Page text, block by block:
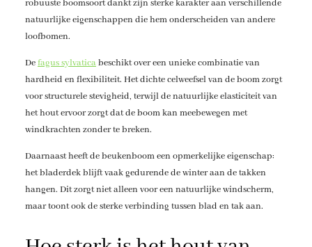
robuuste boomsoort dankt zijn sterke karakter aan verschillende
natuurlijke eigenschappen die hem onderscheiden van andere
loofbomen.
Defagus sylvaticabeschikt over een unieke combinatie van
hardheid en flexibiliteit. Het dichte celweefsel van de boom zorgt
voor structurele stevigheid, terwijl de natuurlijke elasticiteit van
het hout ervoor zorgt dat de boom kan meebewegen met
windkrachten zonder te breken.
Daarnaast heeft de beukenboom een opmerkelijke eigenschap:
het bladerdek blijft vaak gedurende de winter aan de takken
hangen. Dit zorgt niet alleen voor een natuurlijke windscherm,
maar toont ook de sterke verbinding tussen blad en tak aan.